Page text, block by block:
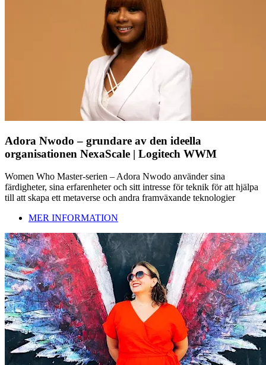
Adora Nwodo – grundare av den ideella
organisationen NexaScale | Logitech WWM
Women Who Master-serien – Adora Nwodo använder sina
färdigheter, sina erfarenheter och sitt intresse för teknik för att hjälpa
till att skapa ett metaverse och andra framväxande teknologier
MER INFORMATION